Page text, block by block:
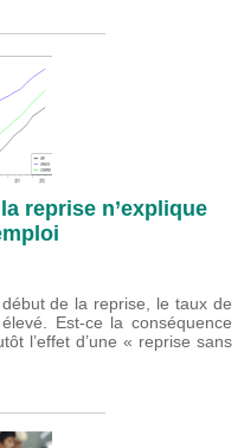
reprise n’explique
de la reprise, le taux de
Est-ce la conséquence
l’effet d’une « reprise sans